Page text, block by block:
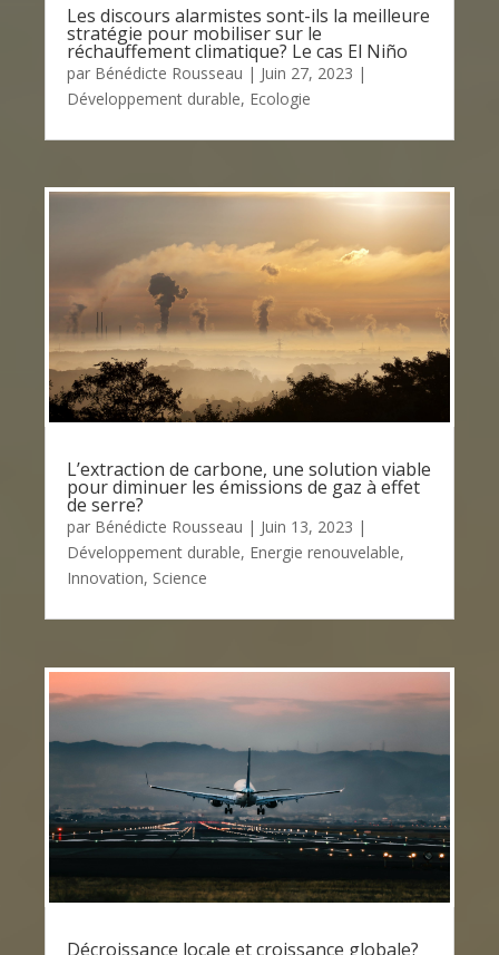
Les discours alarmistes sont-ils la meilleure
stratégie pour mobiliser sur le
réchauffement climatique? Le cas El Niño
par Bénédicte Rousseau | Juin 27, 2023 |
Développement durable, Ecologie
L’extraction de carbone, une solution viable
pour diminuer les émissions de gaz à effet
de serre?
par Bénédicte Rousseau | Juin 13, 2023 |
Développement durable, Energie renouvelable,
Innovation, Science
Décroissance locale et croissance globale?